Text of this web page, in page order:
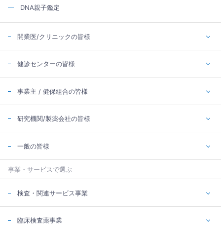
DNA親子鑑定
開業医/クリニックの皆様
健診センターの皆様
事業主 / 健保組合の皆様
研究機関/製薬会社の皆様
一般の皆様
事業・サービスで選ぶ
検査・関連サービス事業
臨床検査薬事業